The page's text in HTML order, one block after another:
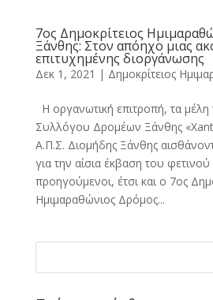
7ος Δημοκρίτειος
Ξάνθης: Στον απόηχο μιας
επιτυχημένης διοργάνωσης
Δεκ 1, 2021 | Δημοκρίτειος
Η οργανωτική επιτροπή, τα
Συλλόγου Δρομέων Ξάνθης
Α.Π.Σ. Διομήδης Ξάνθης
για την αίσια έκβαση του
προηγούμενοι, έτσι και ο 7ος
Ημιμαραθώνιος Δρόμος...